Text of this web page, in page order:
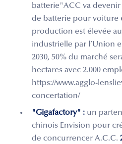
batterie"ACC va
de batterie pour voiture
production est élevée
industrielle par l’Union
2030, 50% du marché
hectares avec 2.000
https://www.agglo-
concertation/
"Gigafactory" : un
chinois Envision pour
de concurrencer A.C.C.